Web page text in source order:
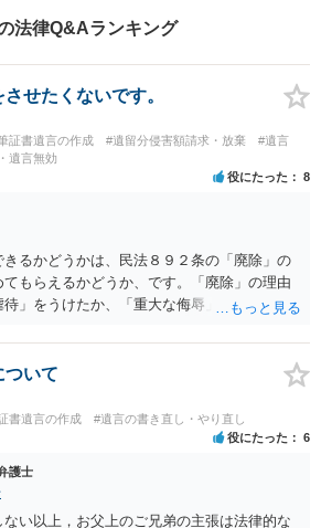
法律Q&Aランキング
せたくないです。
証書遺言の作成 #遺留分侵害額請求・放棄
#遺言
遺言無効
役にたった 8
るかどうかは、民法８９２条の「廃除」の
もらえるかどうか、です。「廃除」の理由
」をうけたか、「重大な侮辱」を受けた
す（民法８９３条）。 弁護士に具体的な事
廃除」が可能か、実際に法律相談を受けるこ
ついて
書遺言の作成 #遺言の書き直し・やり直し
役にたった 6
護士
い以上，お父上のご兄弟の主張は法律的な